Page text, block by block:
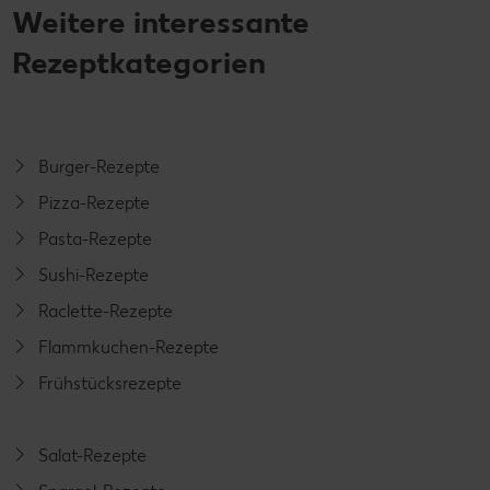
Weitere interessante
Rezeptkategorien
Burger-Rezepte
Pizza-Rezepte
Pasta-Rezepte
Sushi-Rezepte
Raclette-Rezepte
Flammkuchen-Rezepte
Frühstücksrezepte
Salat-Rezepte